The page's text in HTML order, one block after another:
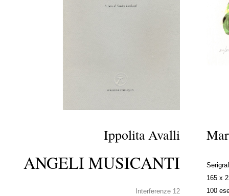
Ippolita Avalli
ANGELI MUSICANTI
Interferenze 12
165 x
100